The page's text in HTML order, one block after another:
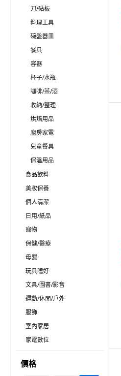
刀/砧板
料理工具
碗盤器皿
餐具
容器
杯子/水瓶
咖啡/茶/酒
收納/整理
烘焙用品
廚房家電
兒童餐具
保溫用品
食品飲料
美妝保養
個人清潔
日用/紙品
寵物
保健/醫療
母嬰
玩具嗜好
文具/圖書/影音
運動/休閒/戶外
服飾
室內家居
家電數位
價格